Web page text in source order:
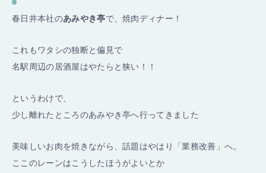
春日井本社のあみやき亭で、焼肉ディナー！
これもワタシの独断と偏見で
名駅周辺の居酒屋はやたらと狭い！！
というわけで、
少し離れたところのあみやき亭へ行ってきました
美味しいお肉を焼きながら、話題はやはり「業務改善」へ。
ここのレーンはこうしたほうがよいとか